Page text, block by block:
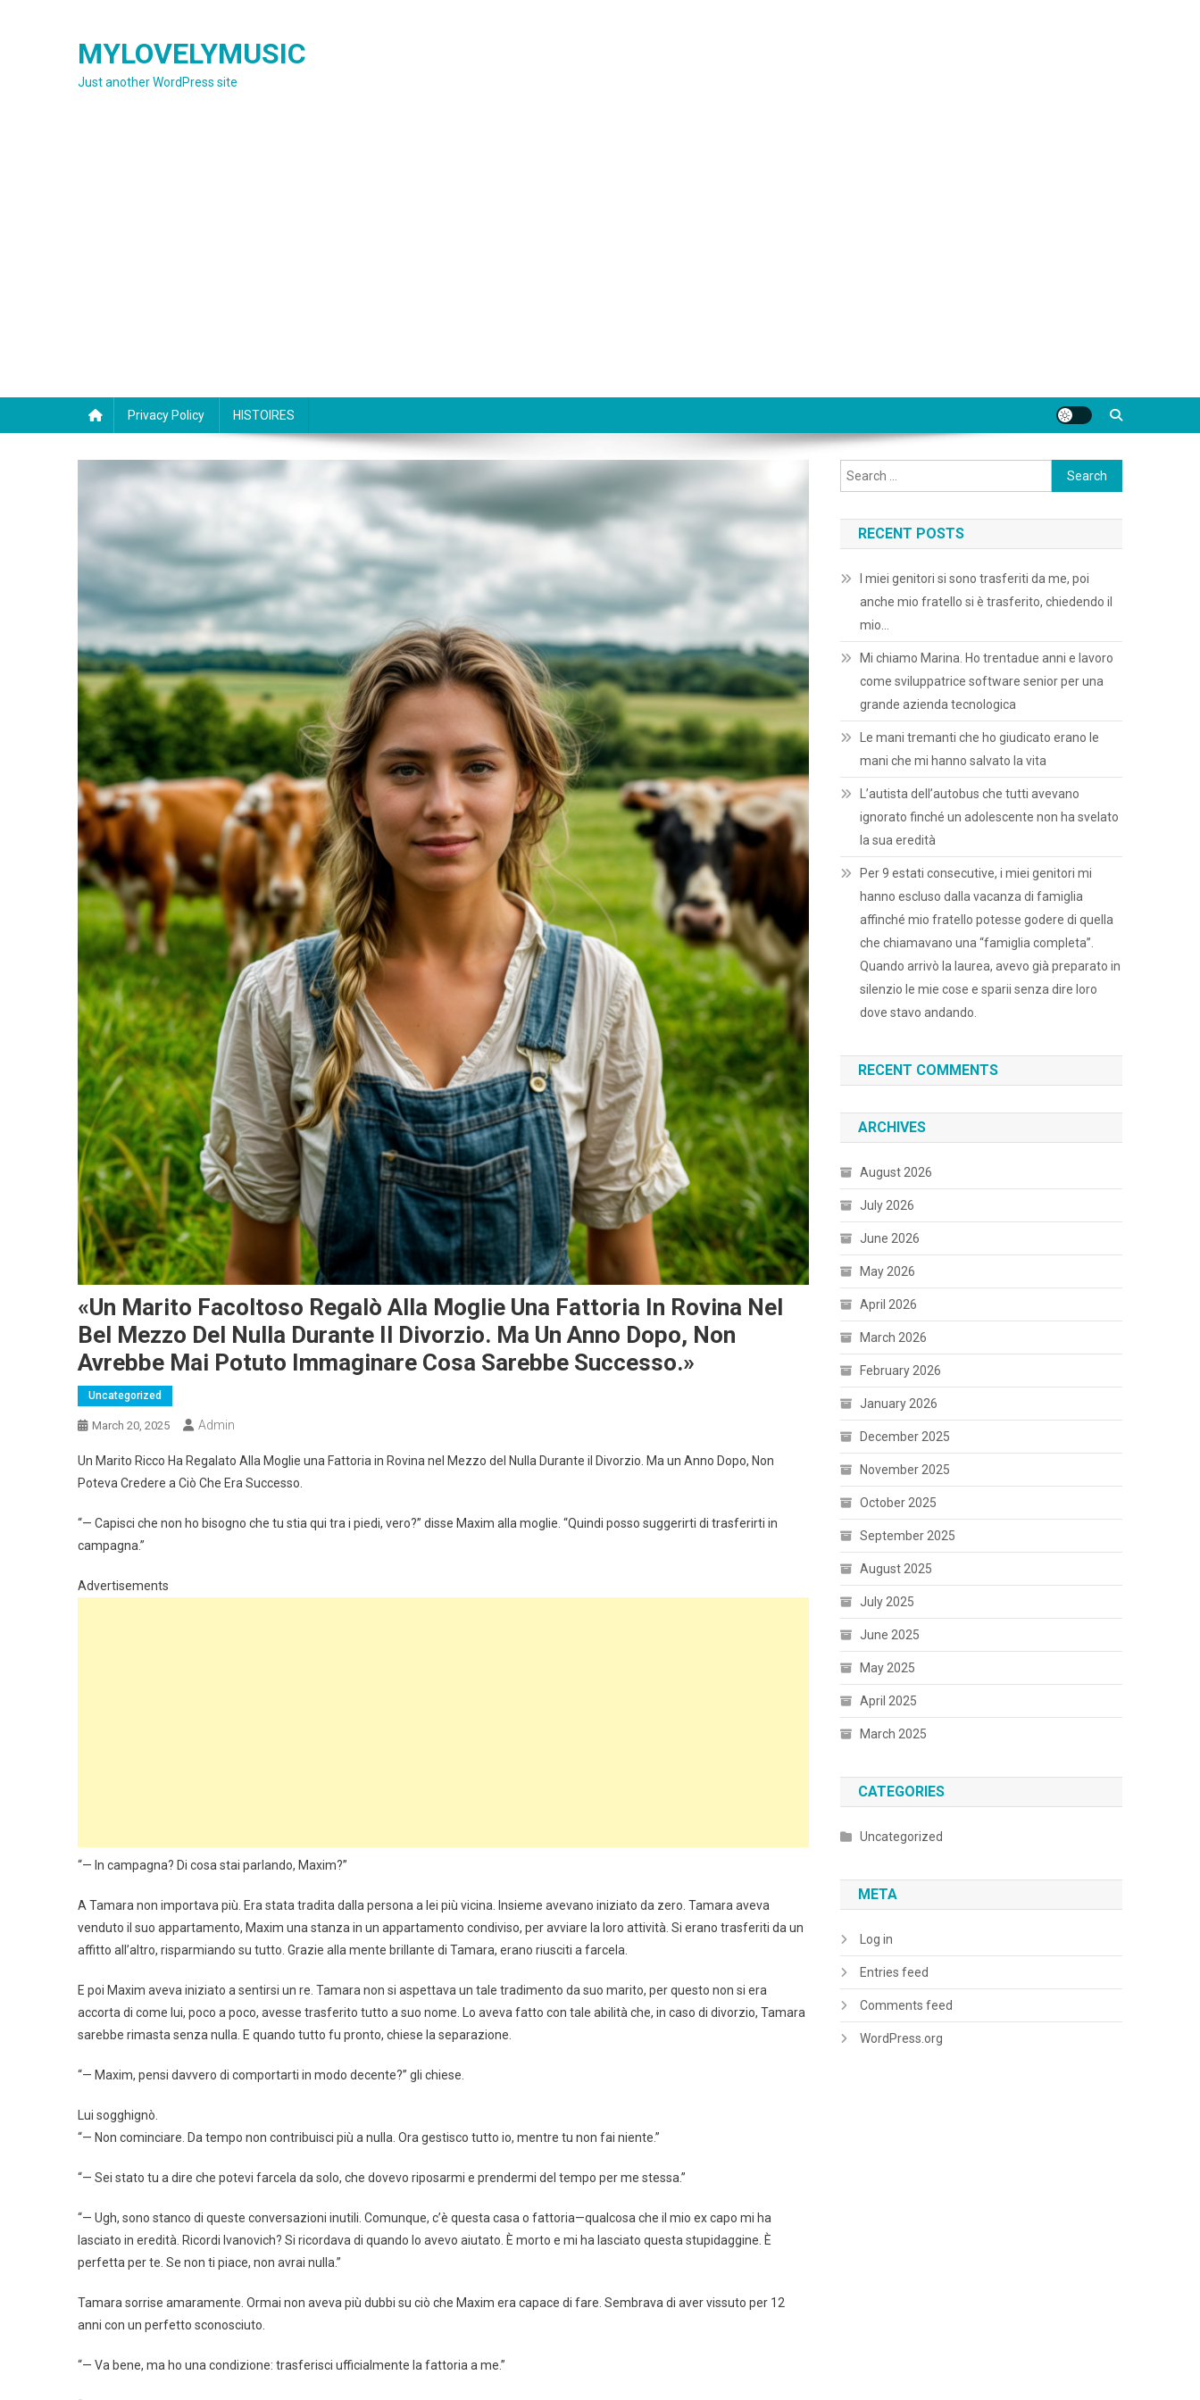
MYLOVELYMUSIC
Just another WordPress site
Privacy Policy HISTOIRES
«Un Marito Facoltoso Regalò Alla Moglie Una Fattoria In Rovina Nel
Bel Mezzo Del Nulla Durante Il Divorzio. Ma Un Anno Dopo, Non
Avrebbe Mai Potuto Immaginare Cosa Sarebbe Successo.»
Uncategorized
March 20, 2025 Admin
Un Marito Ricco Ha Regalato Alla Moglie una Fattoria in Rovina nel Mezzo del Nulla Durante il Divorzio. Ma un Anno Dopo, Non
Poteva Credere a Ciò Che Era Successo.
“— Capisci che non ho bisogno che tu stia qui tra i piedi, vero?” disse Maxim alla moglie. “Quindi posso suggerirti di trasferirti in
campagna.”
Advertisements
“— In campagna? Di cosa stai parlando, Maxim?”
A Tamara non importava più. Era stata tradita dalla persona a lei più vicina. Insieme avevano iniziato da zero. Tamara aveva
venduto il suo appartamento, Maxim una stanza in un appartamento condiviso, per avviare la loro attività. Si erano trasferiti da un
affitto all’altro, risparmiando su tutto. Grazie alla mente brillante di Tamara, erano riusciti a farcela.
E poi Maxim aveva iniziato a sentirsi un re. Tamara non si aspettava un tale tradimento da suo marito, per questo non si era
accorta di come lui, poco a poco, avesse trasferito tutto a suo nome. Lo aveva fatto con tale abilità che, in caso di divorzio, Tamara
sarebbe rimasta senza nulla. E quando tutto fu pronto, chiese la separazione.
“— Maxim, pensi davvero di comportarti in modo decente?” gli chiese.
Lui sogghignò.
“— Non cominciare. Da tempo non contribuisci più a nulla. Ora gestisco tutto io, mentre tu non fai niente.”
“— Sei stato tu a dire che potevi farcela da solo, che dovevo riposarmi e prendermi del tempo per me stessa.”
“— Ugh, sono stanco di queste conversazioni inutili. Comunque, c’è questa casa o fattoria—qualcosa che il mio ex capo mi ha
lasciato in eredità. Ricordi Ivanovich? Si ricordava di quando lo avevo aiutato. È morto e mi ha lasciato questa stupidaggine. È
perfetta per te. Se non ti piace, non avrai nulla.”
Tamara sorrise amaramente. Ormai non aveva più dubbi su ciò che Maxim era capace di fare. Sembrava di aver vissuto per 12
anni con un perfetto sconosciuto.
“— Va bene, ma ho una condizione: trasferisci ufficialmente la fattoria a me.”
Search
for:
RECENT POSTS
I miei genitori si sono trasferiti da me, poi
anche mio fratello si è trasferito, chiedendo il
mio…
Mi chiamo Marina. Ho trentadue anni e lavoro
come sviluppatrice software senior per una
grande azienda tecnologica
Le mani tremanti che ho giudicato erano le
mani che mi hanno salvato la vita
L’autista dell’autobus che tutti avevano
ignorato finché un adolescente non ha svelato
la sua eredità
Per 9 estati consecutive, i miei genitori mi
hanno escluso dalla vacanza di famiglia
affinché mio fratello potesse godere di quella
che chiamavano una “famiglia completa”.
Quando arrivò la laurea, avevo già preparato in
silenzio le mie cose e sparii senza dire loro
dove stavo andando.
RECENT COMMENTS
ARCHIVES
August 2026
July 2026
June 2026
May 2026
April 2026
March 2026
February 2026
January 2026
December 2025
November 2025
October 2025
September 2025
August 2025
July 2025
June 2025
May 2025
April 2025
March 2025
CATEGORIES
Uncategorized
META
Log in
Entries feed
Comments feed
WordPress.org